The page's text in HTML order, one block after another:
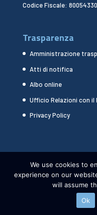
Codice Fiscale:
Trasparenza
Amministrazione
Atti di notifica
Albo online
Ufficio Relazioni con il
Privacy Policy
CNR DSSTTA
We use cookies to
experience on our
will assume
Ok